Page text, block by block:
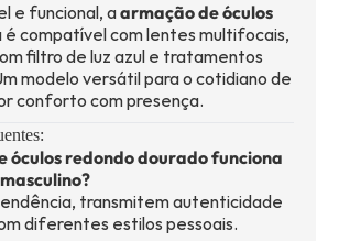
e funcional, aarmação de óculos
é compatível com lentes multifocais,
filtro de luz azul e tratamentos
modelo versátil para o cotidiano de
conforto com presença.
óculos redondo dourado funciona
transmitem autenticidade
diferentes estilos pessoais.